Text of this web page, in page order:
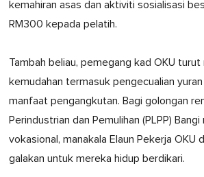
kemahiran asas dan aktiviti sosialisasi
RM300 kepada pelatih.
Tambah beliau, pemegang kad OKU
kemudahan termasuk pengecualian
manfaat pengangkutan. Bagi golongan
Perindustrian dan Pemulihan (PLPP)
vokasional, manakala Elaun Pekerja OKU
galakan untuk mereka hidup berdikari.